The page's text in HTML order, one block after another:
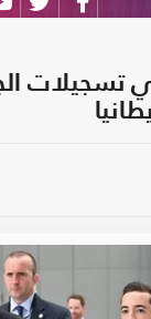
تسجيلات